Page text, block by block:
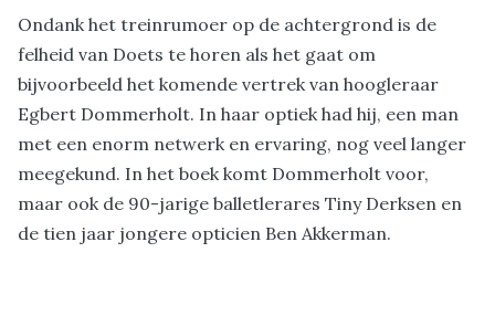
Ondank het treinrumoer op de achtergrond is de
felheid van Doets te horen als het gaat om
bijvoorbeeld het komende vertrek van hoogleraar
Egbert Dommerholt. In haar optiek had hij, een man
met een enorm netwerk en ervaring, nog veel langer
meegekund. In het boek komt Dommerholt voor,
maar ook de 90-jarige balletlerares Tiny Derksen en
de tien jaar jongere opticien Ben Akkerman.